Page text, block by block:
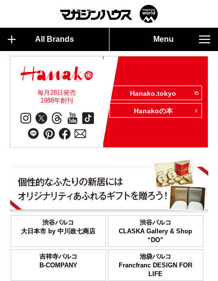
All Brands Menu
毎月28日発売
1988年創刊
Hanako.tokyo
Hanakoの本
渋谷パルコ
大日本市 by 中川政七商店
渋谷パルコ
CLASKA Gallery & Shop
“DO”
吉祥寺パルコ
B-COMPANY
池袋パルコ
Francfranc DESIGN FOR
LIFE